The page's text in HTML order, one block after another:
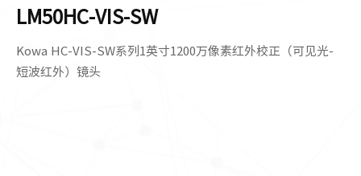
LM50HC-VIS-SW
Kowa HC-VIS-SW系列1英寸1200万像素红外校正（可见光-
短波红外）镜头